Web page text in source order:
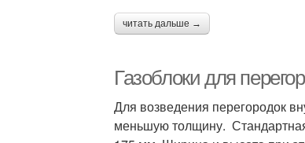
читать дальше →
Газоблоки для
Для возведения перегородок
меньшую толщину.